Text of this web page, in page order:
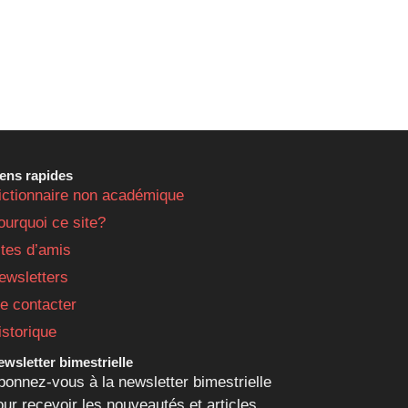
rapides
non académique
ce site?
d’amis
contacter
bimestrielle
vous à la newsletter bimestrielle